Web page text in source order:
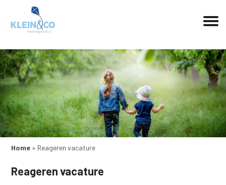
Home » Reageren vacature
Reageren vacature